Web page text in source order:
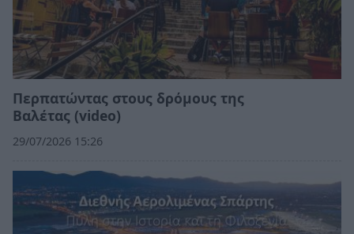
Περπατώντας στους δρόμους της
Βαλέτας (video)
29/07/2026 15:26